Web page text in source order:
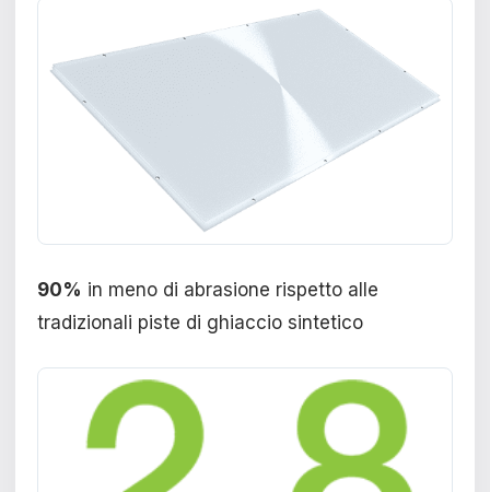
90% in meno di abrasione rispetto alle
tradizionali piste di ghiaccio sintetico